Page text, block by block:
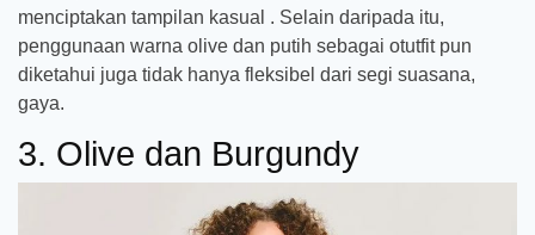
menciptakan tampilan kasual . Selain daripada itu,
penggunaan warna olive dan putih sebagai otutfit pun
diketahui juga tidak hanya fleksibel dari segi suasana,
gaya.
3. Olive dan Burgundy